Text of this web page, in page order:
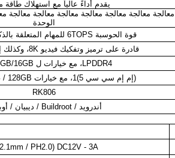
يقدم أداءً عالياً مع استهلاك
معالجة معالجة معالجة معالجة معالجة معالجة
الوحدة
قوة الحوسبة 6TOPS للمهام المتعلقة بالذكاء الاصطناعي.
قادرة على ترميز وتفكيك فيديو 8K، وكذلك إخراج شاشة 8K
LPDDR4، مع خيارات ل 4GB/8GB/16GB.
(إم إم سي سي 5)1، مع خيارات 32GB / 64GB / 128GB.
RK806
أندرويد / Buildroot / ديبيان / أوبونتو
DC12V - 3A (DC Jack 5.5 * 2.1mm / PH2.0 وصلة رقاقة)